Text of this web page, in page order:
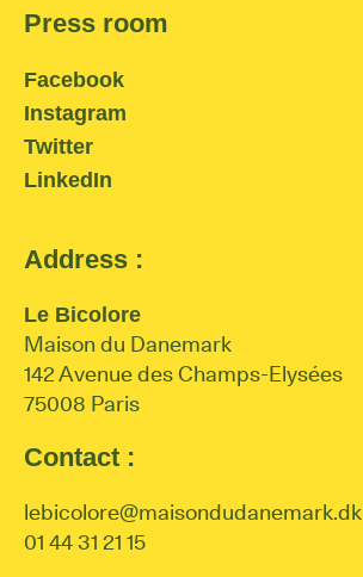
Press room
Facebook
Instagram
Twitter
LinkedIn
Address :
Le Bicolore
Maison du Danemark
142 Avenue des Champs-Elysées
75008 Paris
Contact :
lebicolore@maisondudanemark.dk
01 44 31 21 15